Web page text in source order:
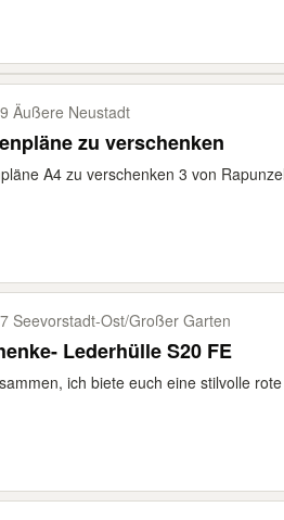
Äußere Neustadt
zu verschenken
A4 zu verschenken 3 von
Seevorstadt-​Ost/​Großer Garten
Lederhülle S20 FE
ich biete euch eine stilvolle